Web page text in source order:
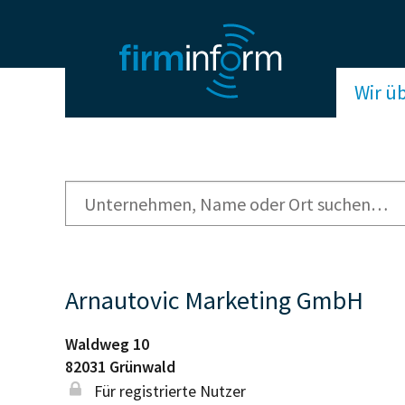
Wir
Arnautovic Marketing GmbH
Waldweg 10
82031 Grünwald
Für registrierte Nutzer